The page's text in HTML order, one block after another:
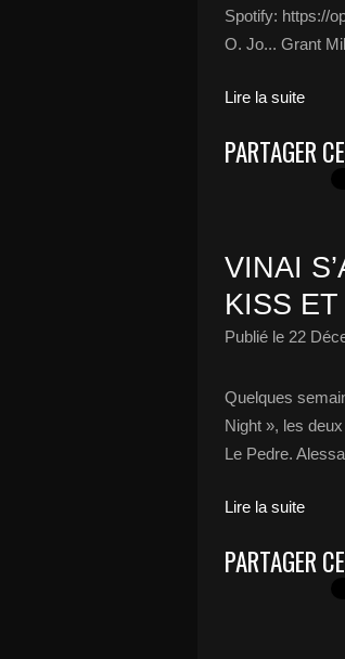
Spotify: https://
O. Jo... Grant
Lire la suite
PARTAGER
VINAI
KISS
Publié le 22
Quelques
Night », les
Le Pedre.
Lire la suite
PARTAGER